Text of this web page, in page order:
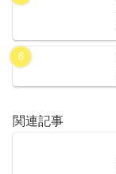
関連記事